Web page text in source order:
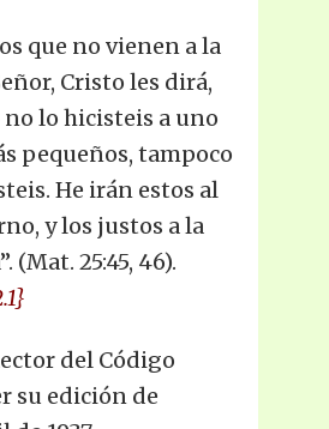
que no vienen a la
Cristo les dirá,
no lo hicisteis a uno
pequeños, tampoco
He irán estos al
y los justos a la
(Mat. 25:45, 46).
del Código
su edición de